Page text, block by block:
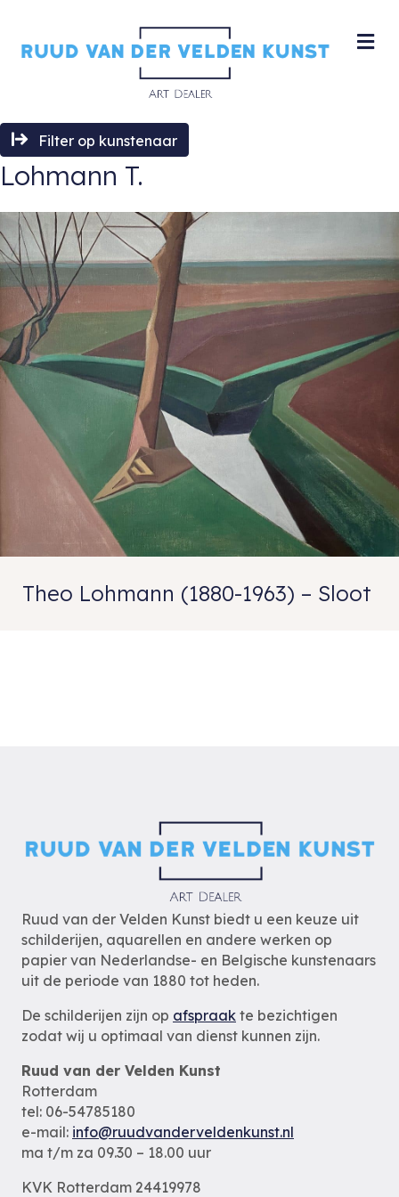
Filter op kunstenaar
Lohmann T.
Theo Lohmann (1880-1963) – Sloot
Ruud van der Velden Kunst biedt u een keuze uit
schilderijen, aquarellen en andere werken op
papier van Nederlandse- en Belgische kunstenaars
uit de periode van 1880 tot heden.
De schilderijen zijn op afspraak te bezichtigen
zodat wij u optimaal van dienst kunnen zijn.
Ruud van der Velden Kunst
Rotterdam
tel: 06-54785180
e-mail: info@ruudvanderveldenkunst.nl
ma t/m za 09.30 – 18.00 uur
KVK Rotterdam 24419978